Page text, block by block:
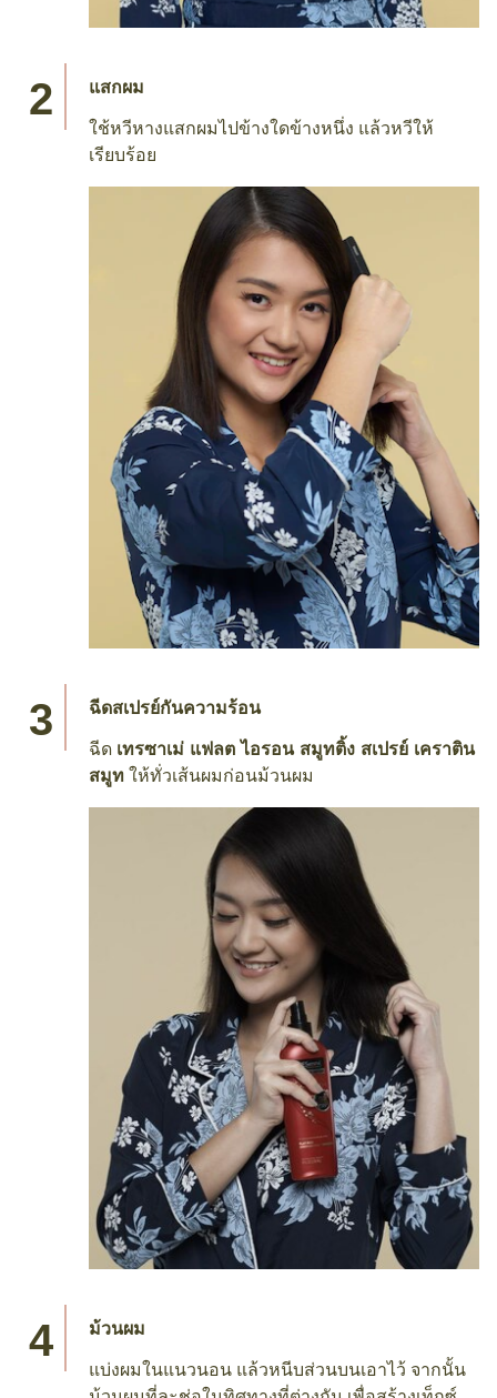
แสกผม
ใช้หวีหางแสกผมไปข้างใดข้างหนึ่ง แล้วหวีให้
เรียบร้อย
ฉีดสเปรย์กันความร้อน
ฉีด เทรซาเม่ แฟลต ไอรอน สมูทติ้ง สเปรย์ เคราติน
สมูท ให้ทั่วเส้นผมก่อนม้วนผม
ม้วนผม
แบ่งผมในแนวนอน แล้วหนีบส่วนบนเอาไว้ จากนั้น